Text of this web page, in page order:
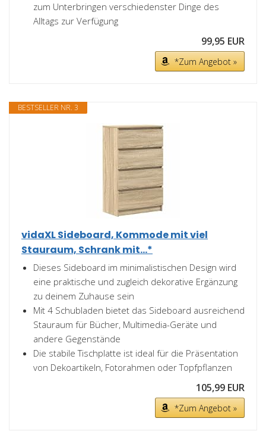
zum Unterbringen verschiedenster Dinge des
Alltags zur Verfügung
99,95 EUR
*Zum Angebot »
BESTSELLER NR. 3
vidaXL Sideboard, Kommode mit viel
Stauraum, Schrank mit...*
Dieses Sideboard im minimalistischen Design wird
eine praktische und zugleich dekorative Ergänzung
zu deinem Zuhause sein
Mit 4 Schubladen bietet das Sideboard ausreichend
Stauraum für Bücher, Multimedia-Geräte und
andere Gegenstände
Die stabile Tischplatte ist ideal für die Präsentation
von Dekoartikeln, Fotorahmen oder Topfpflanzen
105,99 EUR
*Zum Angebot »